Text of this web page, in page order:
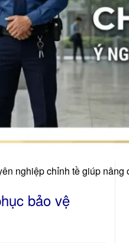
nghiệp chỉnh tề giúp
bảo vệ